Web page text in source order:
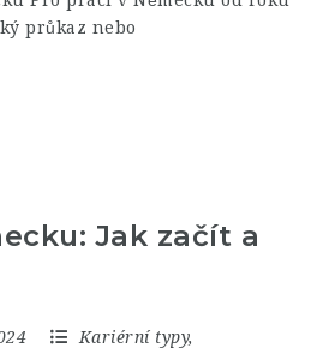
průkaz nebo
Jak začít a
Kariérní typy,